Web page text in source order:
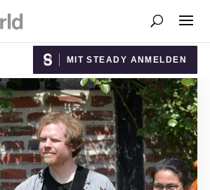
MIT STEADY ANMELDEN